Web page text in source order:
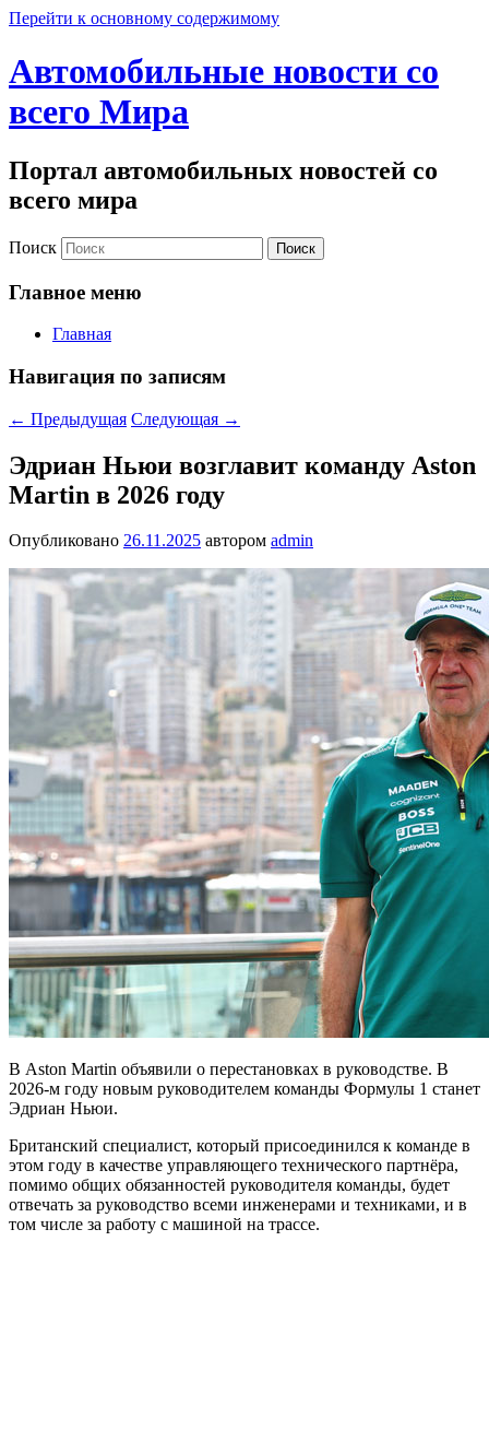
Перейти к основному содержимому
Автомобильные новости со
всего Мира
Портал автомобильных новостей со
всего мира
Поиск
Главное меню
Главная
Навигация по записям
← Предыдущая Следующая →
Эдриан Ньюи возглавит команду Aston
Martin в 2026 году
Опубликовано 26.11.2025 автором admin
В Aston Martin объявили о перестановках в руководстве. В
2026-м году новым руководителем команды Формулы 1 станет
Эдриан Ньюи.
Британский специалист, который присоединился к команде в
этом году в качестве управляющего технического партнёра,
помимо общих обязанностей руководителя команды, будет
отвечать за руководство всеми инженерами и техниками, и в
том числе за работу с машиной на трассе.